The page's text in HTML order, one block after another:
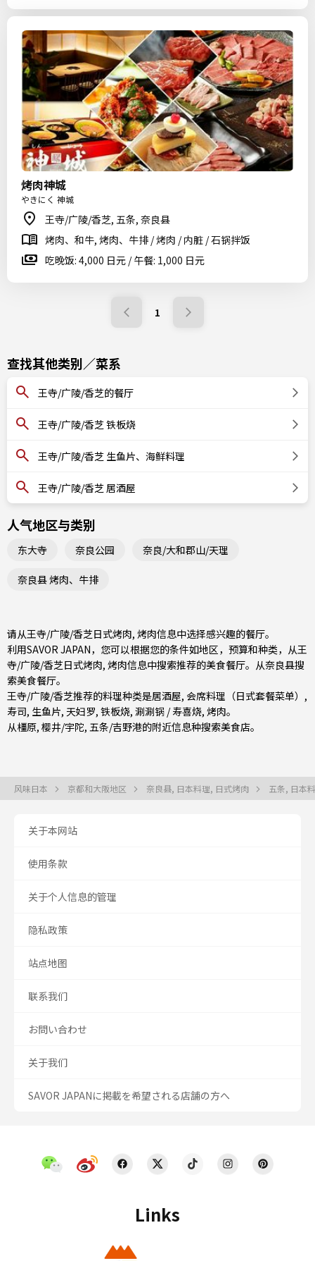
烤肉神城
やきにく 神城
王寺/广陵/香芝, 五条, 奈良县
烤肉、和牛, 烤肉、牛排 / 烤肉 / 内脏 / 石锅拌饭
吃晚饭: 4,000 日元 / 午餐: 1,000 日元
1
查找其他类别／菜系
王寺/广陵/香芝的餐厅
王寺/广陵/香芝 铁板烧
王寺/广陵/香芝 生鱼片、海鲜料理
王寺/广陵/香芝 居酒屋
人气地区与类别
东大寺 奈良公园 奈良/大和郡山/天理
奈良县 烤肉、牛排
请从王寺/广陵/香芝日式烤肉, 烤肉信息中选择感兴趣的餐厅。
利用SAVOR JAPAN，您可以根据您的条件如地区，预算和种类，从王
寺/广陵/香芝日式烤肉, 烤肉信息中搜索推荐的美食餐厅。从奈良县搜
索美食餐厅。
王寺/广陵/香芝推荐的料理种类是居酒屋, 会席料理（日式套餐菜单） ,
寿司, 生鱼片, 天妇罗, 铁板烧, 涮涮锅 / 寿喜烧, 烤肉。
从橿原, 樱井/宇陀, 五条/吉野港的附近信息种搜索美食店。
风味日本 京都和大阪地区 奈良县, 日本料理, 日式烤肉 五条, 日本
Links
关于本网站
使用条款
关于个人信息的管理
隐私政策
站点地图
联系我们
お問い合わせ
关于我们
SAVOR JAPANに掲載を希望される店舗の方へ